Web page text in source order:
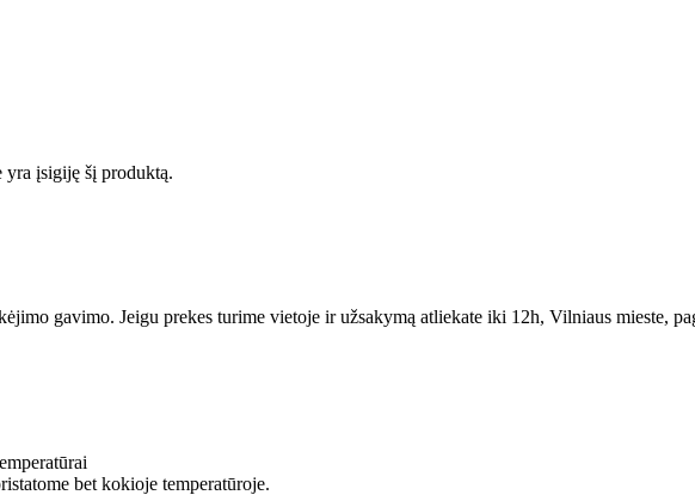
įsigiję šį produktą.
gavimo. Jeigu prekes turime vietoje ir užsakymą atliekate iki 12h, Vilniaus mieste,
bet kokioje temperatūroje.